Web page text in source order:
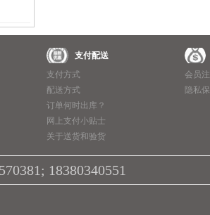
支付配送
支付方式
配送方式
订单何时出库？
网上支付小贴士
关于送货和验货
会员
隐私
18380340551